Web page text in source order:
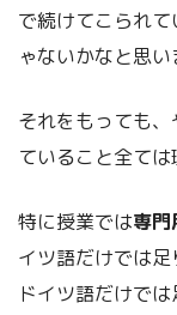
で続けてこられ
ゃないかなと思い
それをもっても
ていること全ては
特に授業では専門
イツ語だけでは
ドイツ語だけでは